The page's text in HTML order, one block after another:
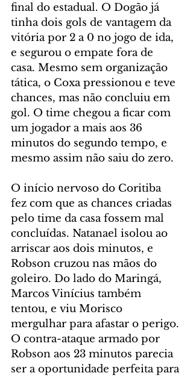
final do estadual. O Dogão já
tinha dois gols de vantagem da
vitória por 2 a 0 no jogo de ida,
e segurou o empate fora de
casa. Mesmo sem organização
tática, o Coxa pressionou e teve
chances, mas não concluiu em
gol. O time chegou a ficar com
um jogador a mais aos 36
minutos do segundo tempo, e
mesmo assim não saiu do zero.
O início nervoso do Coritiba
fez com que as chances criadas
pelo time da casa fossem mal
concluídas. Natanael isolou ao
arriscar aos dois minutos, e
Robson cruzou nas mãos do
goleiro. Do lado do Maringá,
Marcos Vinícius também
tentou, e viu Morisco
mergulhar para afastar o perigo.
O contra-ataque armado por
Robson aos 23 minutos parecia
ser a oportunidade perfeita para